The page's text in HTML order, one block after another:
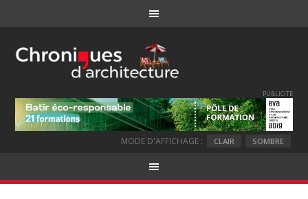
PUBLICITE
MODE D'AFFICHAGE : CLAIR SOMBRE